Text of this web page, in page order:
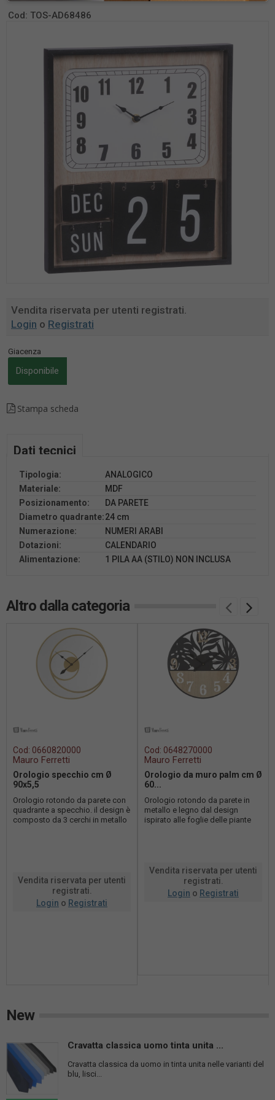
Cod: TOS-AD68486
Vendita riservata per utenti registrati.
Login o Registrati
Giacenza
Disponibile
Stampa scheda
Dati tecnici
Tipologia:
ANALOGICO
Materiale:
MDF
Posizionamento:
DA PARETE
Diametro quadrante:24 cm
Numerazione:
NUMERI ARABI
Dotazioni:
CALENDARIO
Alimentazione:
1 PILA AA (STILO) NON INCLUSA
Altro dalla categoria
Cod: 0660820000
Mauro Ferretti
Orologio specchio cm Ø
90x5,5
Orologio rotondo da parete con
quadrante a specchio. il design è
composto da 3 cerchi in metallo
Vendita riservata per utenti
registrati.
Login o Registrati
Cod: 0648270000
Mauro Ferretti
Orologio da muro palm cm Ø
60...
Orologio rotondo da parete in
metallo e legno dal design
ispirato alle foglie delle piante
Vendita riservata per utenti
registrati.
Login o Registrati
New
Cravatta classica uomo tinta unita ...
Cravatta classica da uomo in tinta unita nelle varianti del
blu, lisci...